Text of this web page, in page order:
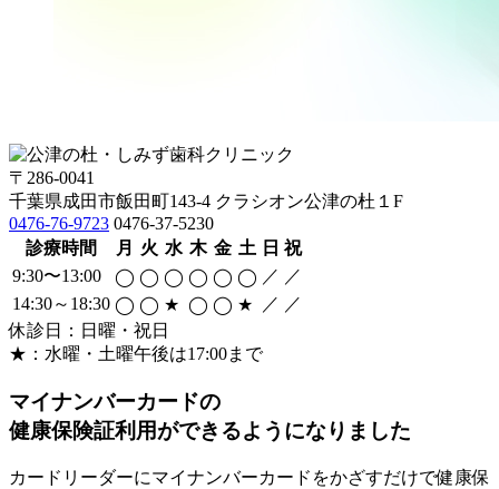
〒286-0041
千葉県成田市飯田町143-4 クラシオン公津の杜１F
0476-76-9723 0476-37-5230
診療時間
月 火 水 木 金 土 日 祝
9:30〜13:00
◯ ◯ ◯ ◯ ◯ ◯ ／ ／
14:30～18:30 ◯ ◯ ★ ◯ ◯ ★ ／ ／
休診日：日曜・祝日
★：水曜・土曜午後は17:00まで
マイナンバーカードの
健康保険証利用ができるようになりました
カードリーダーにマイナンバーカードをかざすだけで健康保